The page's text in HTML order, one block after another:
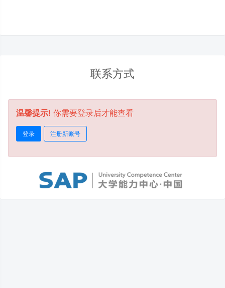
联系方式
温馨提示! 你需要登录后才能查看
登录 注册新账号